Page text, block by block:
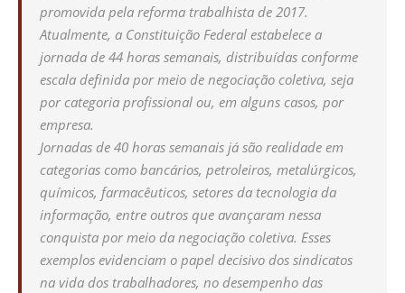
promovida pela reforma trabalhista de 2017.
Atualmente, a Constituição Federal estabelece a
jornada de 44 horas semanais, distribuídas conforme
escala definida por meio de negociação coletiva, seja
por categoria profissional ou, em alguns casos, por
empresa.
Jornadas de 40 horas semanais já são realidade em
categorias como bancários, petroleiros, metalúrgicos,
químicos, farmacêuticos, setores da tecnologia da
informação, entre outros que avançaram nessa
conquista por meio da negociação coletiva. Esses
exemplos evidenciam o papel decisivo dos sindicatos
na vida dos trabalhadores, no desempenho das